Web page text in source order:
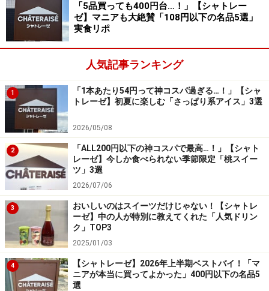
「果実食感バー ライチ」1本81円（税込）／6本入399円（税
込）
続いてご紹介するのは、「果実食感バー ライチ」1本81
円／6本入399円（税込）。まるで果実そのもののような
食感が楽しめる人気シリーズで、1本81円というコスパ
のよさも魅力です（※1本での販売は、店舗により取り扱
いがない場合があります）。
シャトレーゼのアイスバーはコスパ抜群。こちらは1本81円
で楽しむことができます！
特徴は、一般的なアイスバーとは異なるやわらかな食
感。ライチ果汁をギュッと濃縮したような、ねっとりと
した口あたりで、まるでライチをそのまま食べているか
のようなフルーツバーです。
「5品買っても400円台…！」【シャトレー
ゼ】マニアも大絶賛「108円以下の名品5選」
実食リポ
人気記事ランキング
1
「1本あたり54円って神コスパ過ぎる…！」【シャ
トレーゼ】初夏に楽しむ「さっぱり系アイス」3選
2026/05/08
2
「ALL200円以下の神コスパで最高…！」【シャト
レーゼ】今しか食べられない季節限定「桃スイー
ツ」3選
2026/07/06
3
おいしいのはスイーツだけじゃない！【シャトレ
ーゼ】中の人が特別に教えてくれた「人気ドリン
ク」TOP3
2025/01/03
4
【シャトレーゼ】2026年上半期ベストバイ！「マ
ニアが本当に買ってよかった」400円以下の名品5
選